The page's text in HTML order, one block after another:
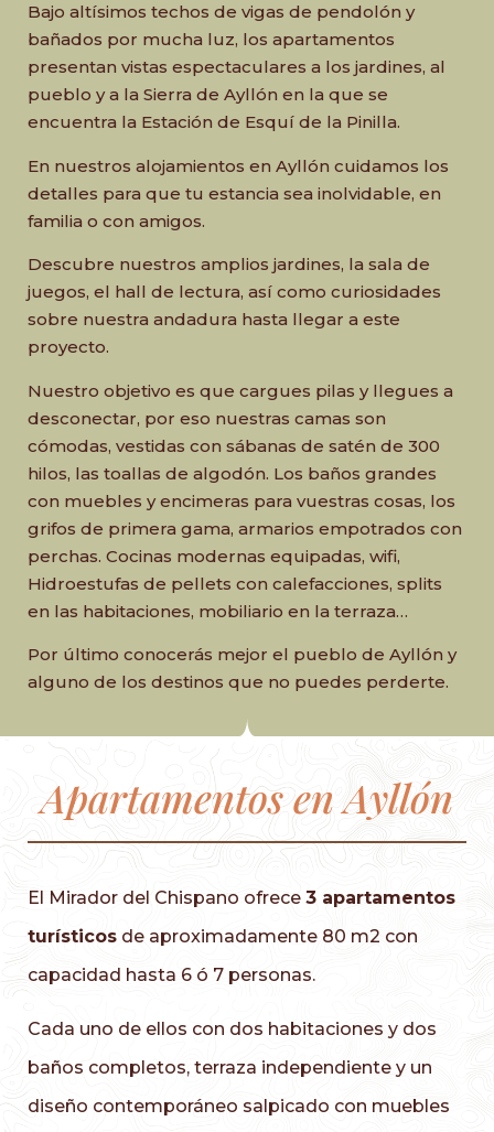
Bajo altísimos techos de vigas de pendolón y
bañados por mucha luz, los apartamentos
presentan vistas espectaculares a los jardines, al
pueblo y a la Sierra de Ayllón en la que se
encuentra la Estación de Esquí de la Pinilla.
En nuestros alojamientos en Ayllón cuidamos los
detalles para que tu estancia sea inolvidable, en
familia o con amigos.
Descubre nuestros amplios jardines, la sala de
juegos, el hall de lectura, así como curiosidades
sobre nuestra andadura hasta llegar a este
proyecto.
Nuestro objetivo es que cargues pilas y llegues a
desconectar, por eso nuestras camas son
cómodas, vestidas con sábanas de satén de 300
hilos, las toallas de algodón. Los baños grandes
con muebles y encimeras para vuestras cosas, los
grifos de primera gama, armarios empotrados con
perchas. Cocinas modernas equipadas, wifi,
Hidroestufas de pellets con calefacciones, splits
en las habitaciones, mobiliario en la terraza…
Por último conocerás mejor el pueblo de Ayllón y
alguno de los destinos que no puedes perderte.
Apartamentos en Ayllón
El Mirador del Chispano ofrece 3 apartamentos
turísticos de aproximadamente 80 m2 con
capacidad hasta 6 ó 7 personas.
Cada uno de ellos con dos habitaciones y dos
baños completos, terraza independiente y un
diseño contemporáneo salpicado con muebles